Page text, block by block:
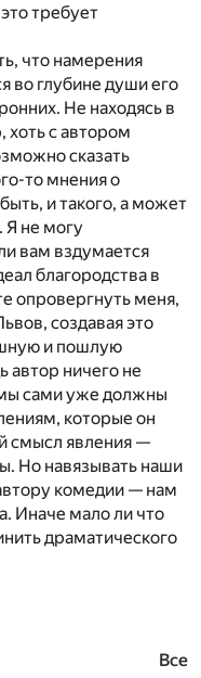
требует
что намерения
во глубине души его
Не находясь в
с автором
сказать
то мнения о
и такого, а может
Я не могу
вам вздумается
благородства в
опровергнуть меня,
создавая это
и пошлую
автор ничего не
мы сами уже должны
которые он
смысл явления —
Но навязывать наши
комедии — нам
Иначе мало ли что
драматического
Все